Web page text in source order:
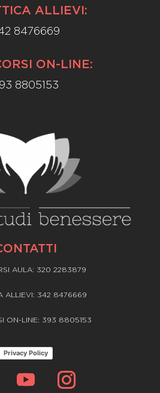
ALLIEVI:
8476669
ON-LINE:
8805153
AULA: 320 2283879
ALLIEVI: 342 8476669
ON-LINE: 393 8805153
Privacy Policy